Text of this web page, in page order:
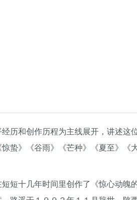
历和创作历程为主线展开，讲述这
蛰》《谷雨》《芒种》《夏至》《
短十几年时间里创作了《惊心动魄